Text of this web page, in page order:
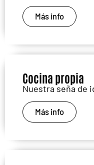
Más info
Cocina propia
Nuestra seña de
Más info